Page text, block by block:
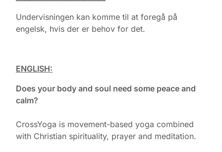
Undervisningen kan komme til at foregå på
engelsk, hvis der er behov for det.
ENGLISH:
Does your body and soul need some peace and
calm?
CrossYoga is movement-based yoga combined
with Christian spirituality, prayer and meditation.